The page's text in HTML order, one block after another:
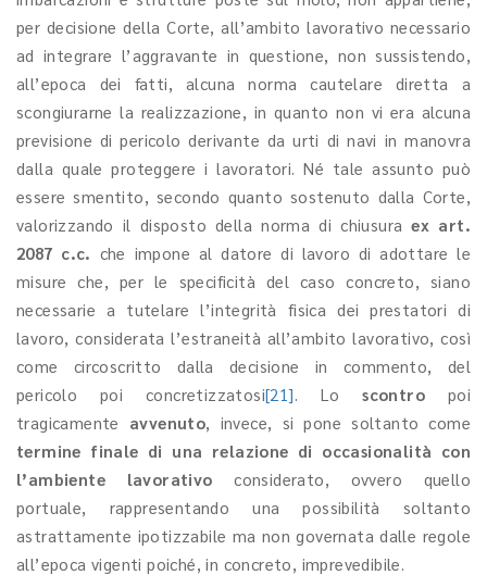
per decisione della Corte, all’ambito lavorativo necessario
ad integrare l’aggravante in questione, non sussistendo,
all’epoca dei fatti, alcuna norma cautelare diretta a
scongiurarne la realizzazione, in quanto non vi era alcuna
previsione di pericolo derivante da urti di navi in manovra
dalla quale proteggere i lavoratori. Né tale assunto può
essere smentito, secondo quanto sostenuto dalla Corte,
valorizzando il disposto della norma di chiusuraex art.
2087 c.c. che impone al datore di lavoro di adottare le
misure che, per le specificità del caso concreto, siano
necessarie a tutelare l’integrità fisica dei prestatori di
lavoro, considerata l’estraneità all’ambito lavorativo, così
come circoscritto dalla decisione in commento, del
pericolo poi concretizzatosi[21]. Loscontro poi
tragicamente avvenuto, invece, si pone soltanto come
termine finale di una relazione di occasionalità con
l’ambiente lavorativo considerato, ovvero quello
portuale, rappresentando una possibilità soltanto
astrattamente ipotizzabile ma non governata dalle regole
all’epoca vigenti poiché, in concreto, imprevedibile.